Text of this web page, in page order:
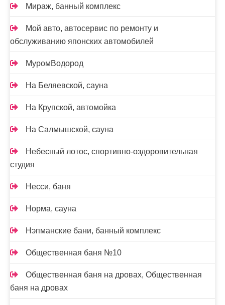
Мираж, банный комплекс
Мой авто, автосервис по ремонту и
обслуживанию японских автомобилей
МуромВодород
На Беляевской, сауна
На Крупской, автомойка
На Салмышской, сауна
Небесный лотос, спортивно-оздоровительная
студия
Несси, баня
Норма, сауна
Нэпманские бани, банный комплекс
Общественная баня №10
Общественная баня на дровах, Общественная
баня на дровах